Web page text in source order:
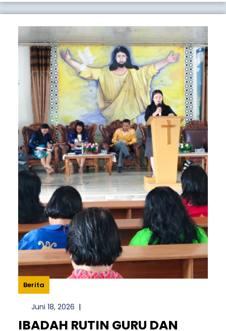
4
PALANGKA
RAYA
BERJALAN
LANCAR
Berita
Juni 18, 2026Juni
2026
|
IBADAH RUTIN GURU DAN